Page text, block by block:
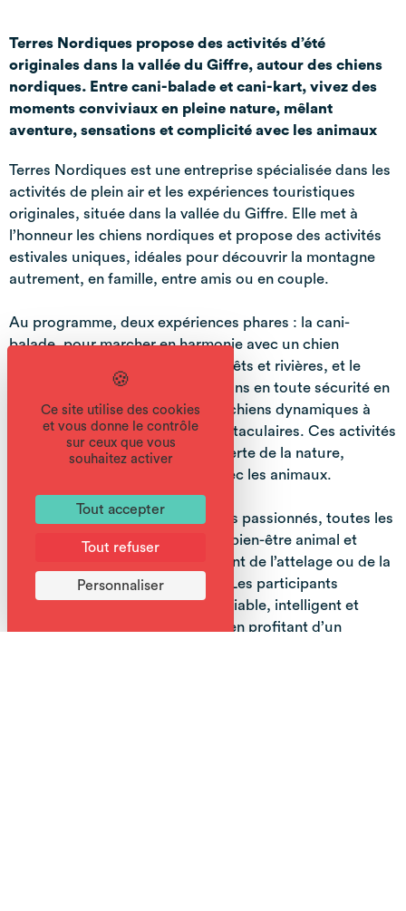
Terres Nordiques propose des activités d’été
originales dans la vallée du Giffre, autour des chiens
nordiques. Entre cani-balade et cani-kart, vivez des
moments conviviaux en pleine nature, mêlant
aventure, sensations et complicité avec les animaux
Terres Nordiques est une entreprise spécialisée dans les
activités de plein air et les expériences touristiques
originales, située dans la vallée du Giffre. Elle met à
l’honneur les chiens nordiques et propose des activités
estivales uniques, idéales pour découvrir la montagne
autrement, en famille, entre amis ou en couple.
Au programme, deux expériences phares : la cani-
balade, pour marcher en harmonie avec un chien
nordique et explorer sentiers, forêts et rivières, et le
cani-kart, pour vivre des sensations en toute sécurité en
étant tracté par un équipage de chiens dynamiques à
travers des paysages alpins spectaculaires. Ces activités
permettent de combiner découverte de la nature,
aventure douce et complicité avec les animaux.
Encadrées par des professionnels passionnés, toutes les
sorties privilégient le respect du bien-être animal et
l’apprentissage du fonctionnement de l’attelage ou de la
marche avec un chien nordique. Les participants
découvrent ainsi le caractère sociable, intelligent et
enthousiaste de ces chiens tout en profitant d’un
Ce site utilise des cookies
et vous donne le contrôle
sur ceux que vous
souhaitez activer
Tout accepter
Tout refuser
Personnaliser